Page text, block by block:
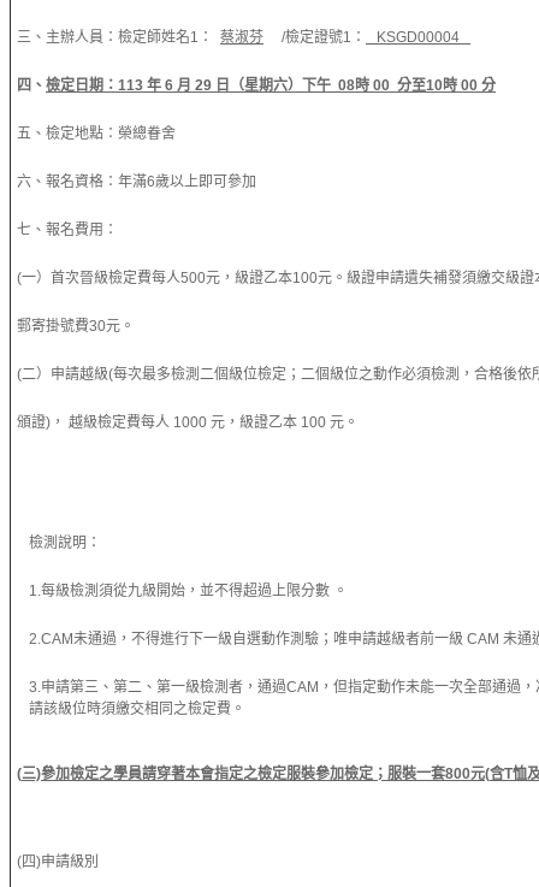
三、主辦人員：檢定師姓名1： 蔡淑芬 /檢定證號1： KSGD00004
四、 檢定日期： 113 年 6 月 29 日（星期六）下午 08時 00 分至10時 00 分
五、檢定地點：榮總眷舍
六、報名資格：年滿6歲以上即可參加
七、報名費用：
(一）首次晉級檢定費每人500元，級證乙本100元。級證申請遺失補發須繳交級證
郵寄掛號費30元。
(二）申請越級(每次最多檢測二個級位檢定；二個級位之動作必須檢測，合格後依
頒證)， 越級檢定費每人 1000 元，級證乙本 100 元。
檢測說明：
1.每級檢測須從九級開始，並不得超過上限分數 。
2.CAM未通過，不得進行下一級自選動作測驗；唯申請越級者前一級 CAM 未通
3.申請第三、第二、第一級檢測者，通過CAM，但指定動作未能一次全部通過
請該級位時須繳交相同之檢定費。
(三)參加檢定之學員請穿著本會指定之檢定服裝參加檢定；服裝一套800元(含T恤
(四)申請級別